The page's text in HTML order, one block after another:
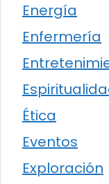
Energía
Enfermería
Ética
Eventos
Exploración